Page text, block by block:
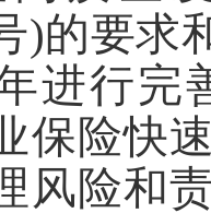
)的要
进行
保险快
风险和